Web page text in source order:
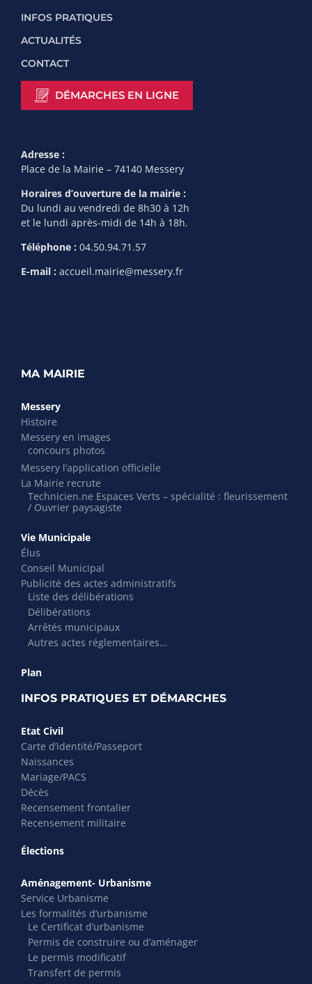
INFOS PRATIQUES
ACTUALITÉS
CONTACT
DÉMARCHES EN LIGNE
Adresse :
Place de la Mairie – 74140 Messery
Horaires d’ouverture de la mairie :
Du lundi au vendredi de 8h30 à 12h
et le lundi après-midi de 14h à 18h.
Téléphone : 04.50.94.71.57
E-mail : accueil.mairie@messery.fr
MA MAIRIE
Messery
Histoire
Messery en images
concours photos
Messery l’application officielle
La Mairie recrute
Technicien.ne Espaces Verts – spécialité : fleurissement
/ Ouvrier paysagiste
Vie Municipale
Élus
Conseil Municipal
Publicité des actes administratifs
Liste des délibérations
Délibérations
Arrêtés municipaux
Autres actes réglementaires…
Plan
INFOS PRATIQUES ET DÉMARCHES
Etat Civil
Carte d’identité/Passeport
Naissances
Mariage/PACS
Décès
Recensement frontalier
Recensement militaire
Élections
Aménagement- Urbanisme
Service Urbanisme
Les formalités d’urbanisme
Le Certificat d’urbanisme
Permis de construire ou d’aménager
Le permis modificatif
Transfert de permis